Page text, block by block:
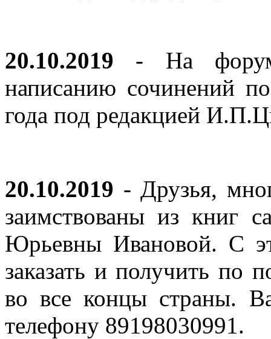
20.10.2019 - На
написанию сочинений
года под редакцией
20.10.2019 - Друзья,
заимствованы из книг
Юрьевны Ивановой. С
заказать и получить по
во все концы страны.
телефону 89198030991.